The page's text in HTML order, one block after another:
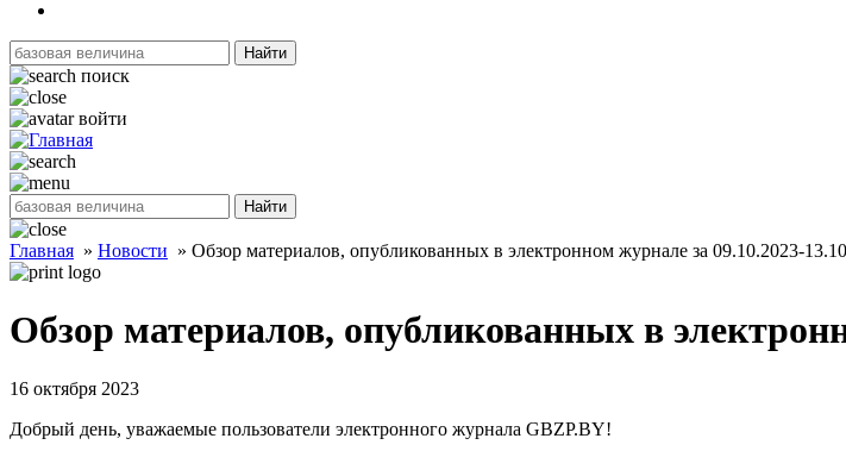
Найти
поиск
войти
Найти
Главная » Новости » Обзор материалов, опубликованных в электронном журнале за 09.10.2023-
Обзор материалов, опубликованных в
16 октября 2023
Добрый день, уважаемые пользователи электронного журнала GBZP.BY!